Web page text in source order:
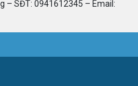
– SĐT: 0941612345 – Email: